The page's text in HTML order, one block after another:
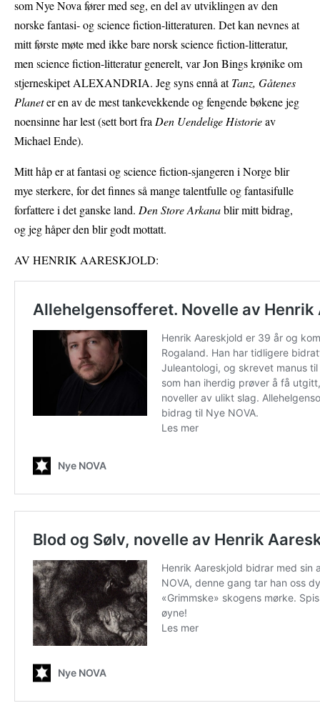
som Nye Nova fører med seg, en del av utviklingen av den
norske fantasi- og science fiction-litteraturen. Det kan nevnes at
mitt første møte med ikke bare norsk science fiction-litteratur,
men science fiction-litteratur generelt, var Jon Bings krønike om
stjerneskipet ALEXANDRIA. Jeg syns ennå atTanz, Gåtenes
Planeter en av de mest tankevekkende og fengende bøkene jeg
noensinne har lest (sett bort fra Den Uendelige Historieav
Michael Ende).
Mitt håp er at fantasi og science fiction-sjangeren i Norge blir
mye sterkere, for det finnes så mange talentfulle og fantasifulle
forfattere i det ganske land. Den Store Arkanablir mitt bidrag,
og jeg håper den blir godt mottatt.
AV HENRIK AARESKJOLD: